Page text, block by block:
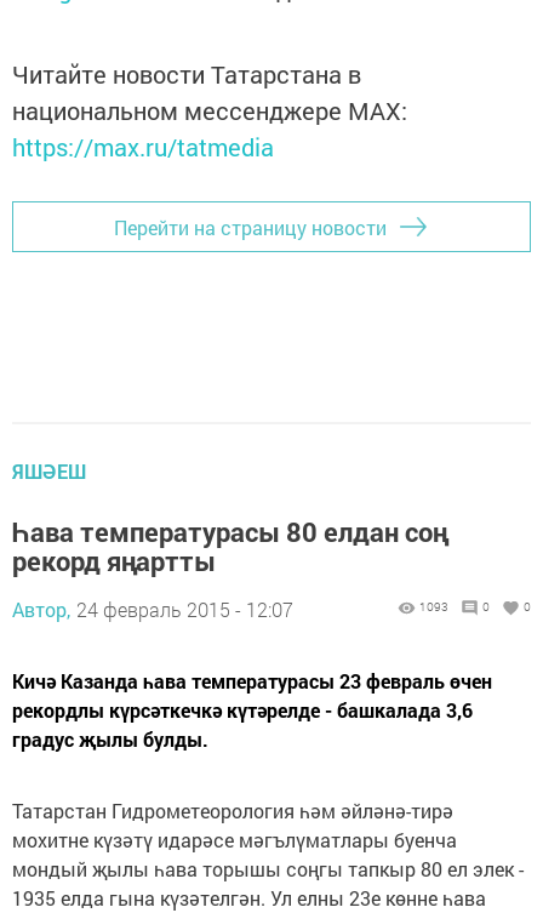
Читайте новости Татарстана в
национальном мессенджере MАХ:
https://max.ru/tatmedia
Перейти на страницу новости
ЯШӘЕШ
Һава температурасы 80 елдан соң
рекорд яңартты
Автор, 24 февраль 2015 - 12:07 1093 0 0
Кичә Казанда һава температурасы 23 февраль өчен
рекордлы күрсәткечкә күтәрелде - башкалада 3,6
градус җылы булды.
Татарстан Гидрометеорология һәм әйләнә-тирә
мохитне күзәтү идарәсе мәгълүматлары буенча
мондый җылы һава торышы соңгы тапкыр 80 ел элек -
1935 елда гына күзәтелгән. Ул елны 23е көнне һава